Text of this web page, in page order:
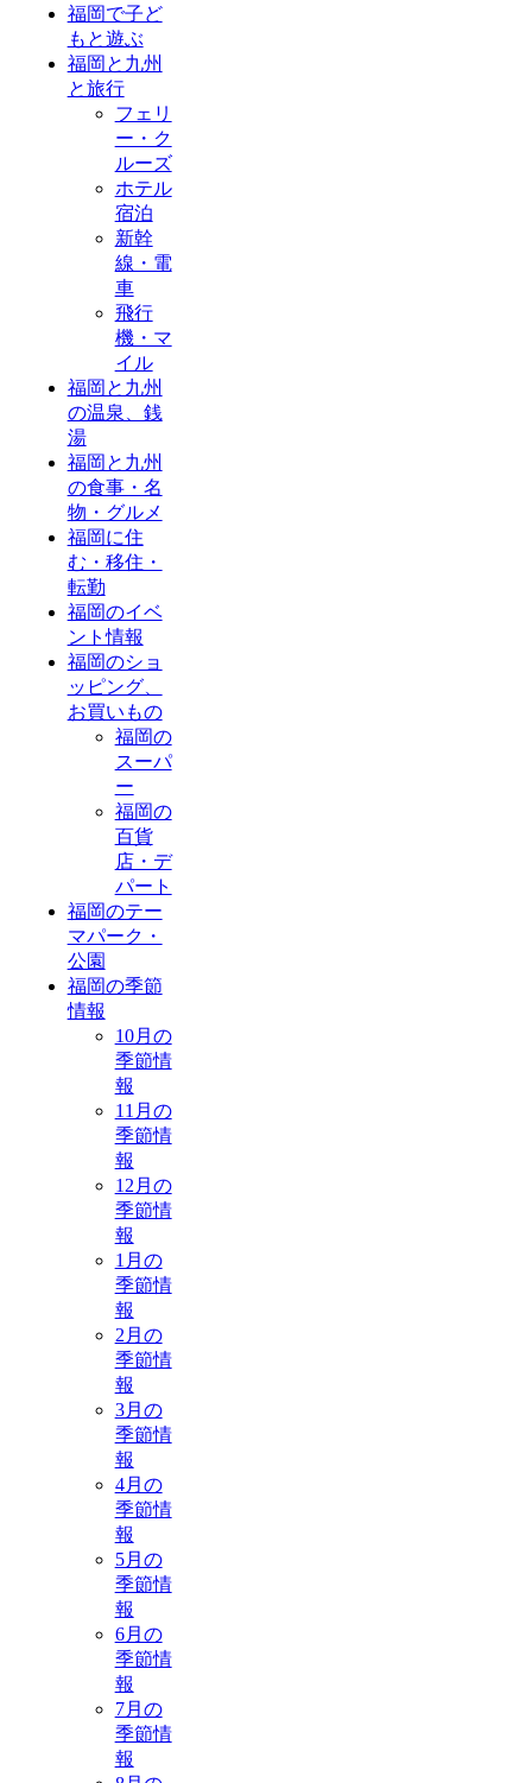
福岡で子ど
もと遊ぶ
福岡と九州
と旅行
フェリ
ー・ク
ルーズ
ホテル
宿泊
新幹
線・電
車
飛行
機・マ
イル
福岡と九州
の温泉、銭
湯
福岡と九州
の食事・名
物・グルメ
福岡に住
む・移住・
転勤
福岡のイベ
ント情報
福岡のショ
ッピング、
お買いもの
福岡の
スーパ
ー
福岡の
百貨
店・デ
パート
福岡のテー
マパーク・
公園
福岡の季節
情報
10月の
季節情
報
11月の
季節情
報
12月の
季節情
報
1月の
季節情
報
2月の
季節情
報
3月の
季節情
報
4月の
季節情
報
5月の
季節情
報
6月の
季節情
報
7月の
季節情
報